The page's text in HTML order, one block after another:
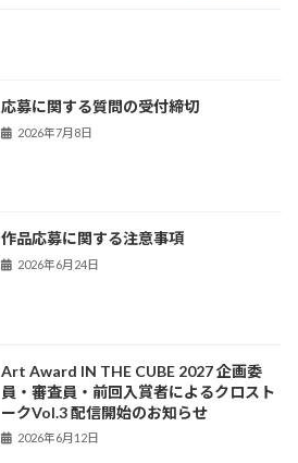
応募に関する質問の受付締切
2026年7月8日
作品応募に関する注意事項
2026年6月24日
Art Award IN THE CUBE 2027 企画委
員・審査員・前回入賞者によるクロスト
ークVol.3 配信開始のお知らせ
2026年6月12日